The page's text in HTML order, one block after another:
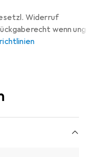
Widerruf
wenn